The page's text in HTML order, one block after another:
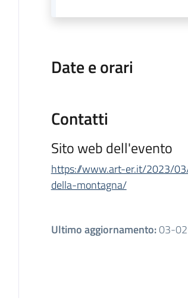
Date e orari
Contatti
Sito web dell'evento
https://www.art-er.it/2023/
della-montagna/
Ultimo aggiornamento:03-